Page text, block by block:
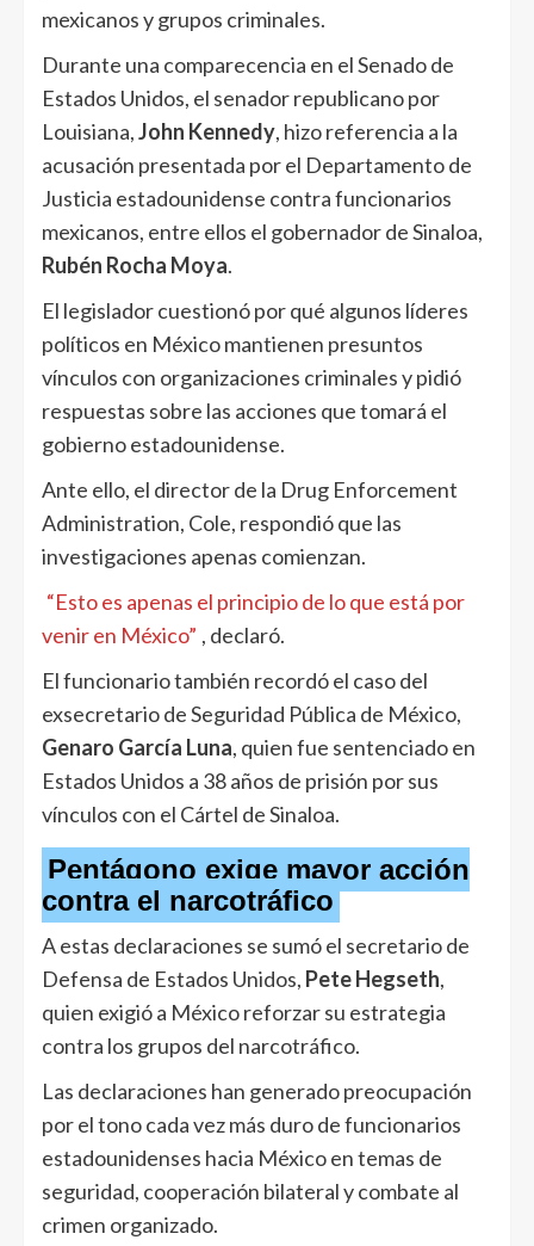
mexicanos y grupos criminales.
Durante una comparecencia en el Senado de
Estados Unidos, el senador republicano por
Louisiana,John Kennedy, hizo referencia a la
acusación presentada por el Departamento de
Justicia estadounidense contra funcionarios
mexicanos, entre ellos el gobernador de Sinaloa,
Rubén Rocha Moya.
El legislador cuestionó por qué algunos líderes
políticos en México mantienen presuntos
vínculos con organizaciones criminales y pidió
respuestas sobre las acciones que tomará el
gobierno estadounidense.
Ante ello, el director de la Drug Enforcement
Administration, Cole, respondió que las
investigaciones apenas comienzan.
“Esto es apenas el principio de lo que está por
venir en México” , declaró.
El funcionario también recordó el caso del
exsecretario de Seguridad Pública de México,
Genaro García Luna, quien fue sentenciado en
Estados Unidos a 38 años de prisión por sus
vínculos con el Cártel de Sinaloa.
Pentágono exige mayor acción
contra el narcotráfico
A estas declaraciones se sumó el secretario de
Defensa de Estados Unidos, Pete Hegseth,
quien exigió a México reforzar su estrategia
contra los grupos del narcotráfico.
Las declaraciones han generado preocupación
por el tono cada vez más duro de funcionarios
estadounidenses hacia México en temas de
seguridad, cooperación bilateral y combate al
crimen organizado.